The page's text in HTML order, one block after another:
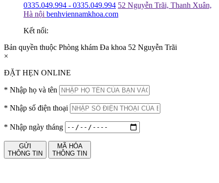
0335.049.994 - 0335.049.994 52 Nguyễn Trãi, Thanh Xuân,
Hà nội benhviennamkhoa.com
Kết nối:
Bản quyền thuộc Phòng khám Đa khoa 52 Nguyễn Trãi
×
ĐẶT HẸN ONLINE
* Nhập họ và tên
* Nhập số điện thoại
* Nhập ngày tháng
GỬI
THÔNG TIN
MÃ HÓA
THÔNG TIN